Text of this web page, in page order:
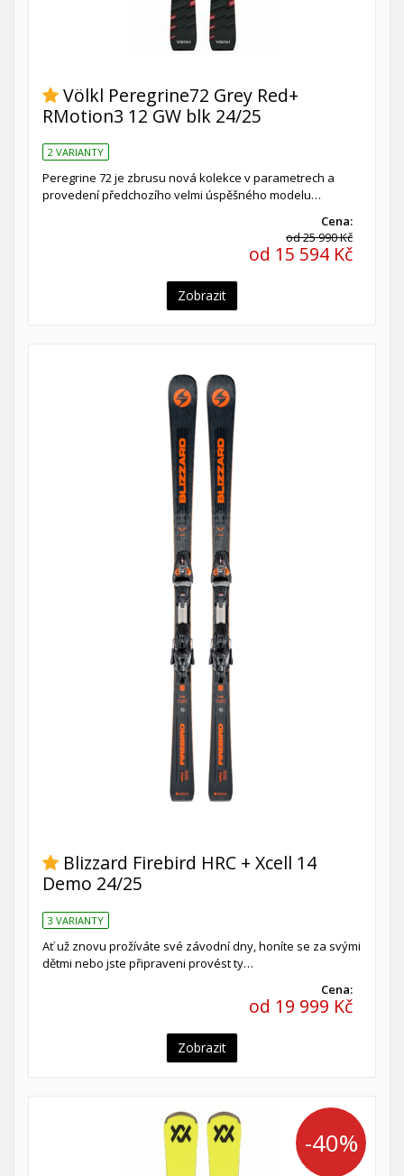
Völkl Peregrine72 Grey Red+
RMotion3 12 GW blk 24/25
2 VARIANTY
Peregrine 72 je zbrusu nová kolekce v parametrech a
provedení předchozího velmi úspěšného modelu…
Cena:
od 25 990 Kč
od 15 594 Kč
Zobrazit
Blizzard Firebird HRC + Xcell 14
Demo 24/25
3 VARIANTY
Ať už znovu prožíváte své závodní dny, honíte se za svými
dětmi nebo jste připraveni provést ty…
Cena:
od 19 999 Kč
Zobrazit
-40%